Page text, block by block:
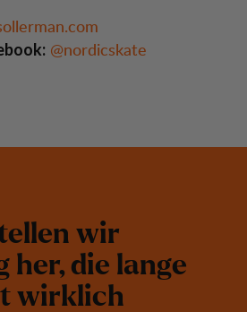
@nordicskate
ellen wir
her, die lange
t wirklich